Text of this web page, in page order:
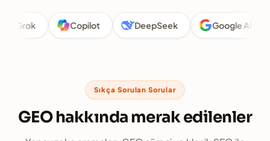
Grok Copilot DeepSeek Google
Sıkça Sorulan Sorular
GEO hakkında merak edilenler